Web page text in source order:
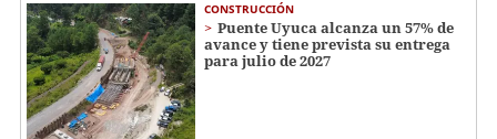
CONSTRUCCIÓN
Puente Uyuca alcanza un 57% de
avance y tiene prevista su entrega
para julio de 2027